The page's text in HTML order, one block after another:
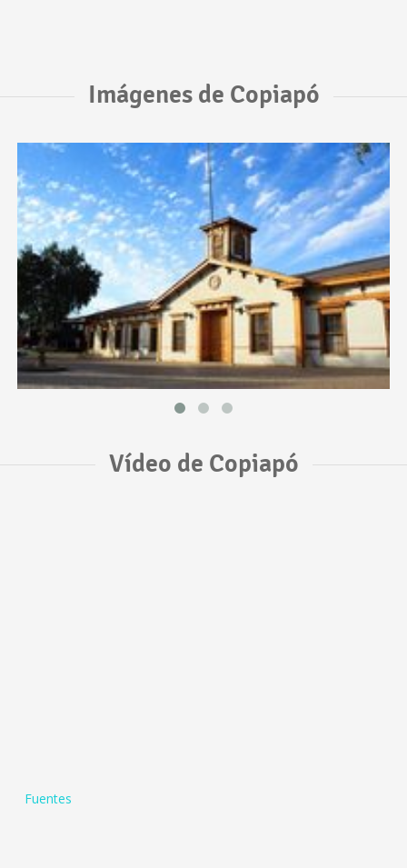
Imágenes de Copiapó
Vídeo de Copiapó
Fuentes